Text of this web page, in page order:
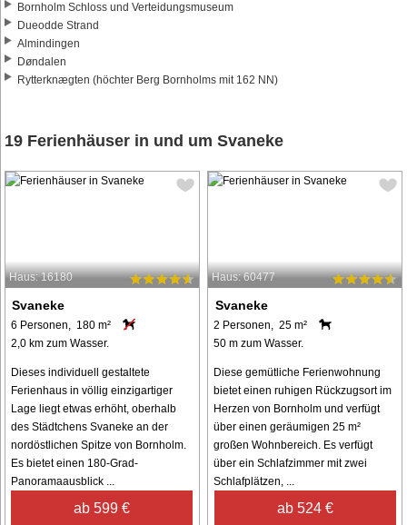
Bornholm Schloss und Verteidungsmuseum
Dueodde Strand
Almindingen
Døndalen
Rytterknægten (höchter Berg Bornholms mit 162 NN)
19 Ferienhäuser in und um Svaneke
Haus: 16180
Svaneke
6 Personen, 180 m²
2,0 km zum Wasser.
Dieses individuell gestaltete
Ferienhaus in völlig einzigartiger
Lage liegt etwas erhöht, oberhalb
des Städtchens Svaneke an der
nordöstlichen Spitze von Bornholm.
Es bietet einen 180-Grad-
Panoramaausblick ...
ab 599 €
Haus: 60477
Svaneke
2 Personen, 25 m²
50 m zum Wasser.
Diese gemütliche Ferienwohnung
bietet einen ruhigen Rückzugsort im
Herzen von Bornholm und verfügt
über einen geräumigen 25 m²
großen Wohnbereich. Es verfügt
über ein Schlafzimmer mit zwei
Schlafplätzen, ...
ab 524 €